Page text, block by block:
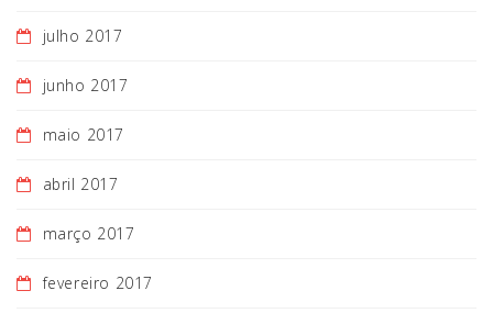
julho 2017
junho 2017
maio 2017
abril 2017
março 2017
fevereiro 2017